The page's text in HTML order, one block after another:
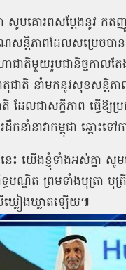
សូមគោរពសម្តែងនូវ កតញ្ញូ
សន្តិភាពដែលសម្រេចបា
ហាជាតិមួយរូបជានិច្ចកាលត
តុជាតិ នាំមកនូវសុខសន្តិភា
តិ ដែលជាសក្ខីភាព ធ្វើឱ្យប្
ដឹកនាំនាវាកម្ពុជា ឆ្ពោះទៅ
េះ យើងខ្ញុំទាំងអស់គ្នា សូម
ទ្ធបណ្ឌិត ព្រមទាំងបុត្រា បុត្រី
ឃ្លៀងឃ្លាតឡើយ៕